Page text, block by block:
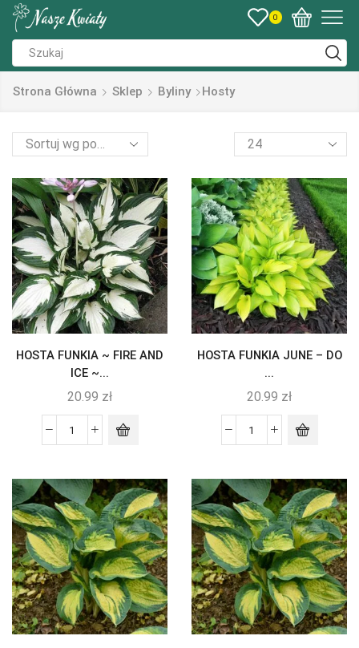
0
Strona Główna Sklep Byliny Hosty
HOSTA FUNKIA ~ FIRE AND
ICE ~...
20.99 zł
HOSTA FUNKIA JUNE – DO
...
20.99 zł